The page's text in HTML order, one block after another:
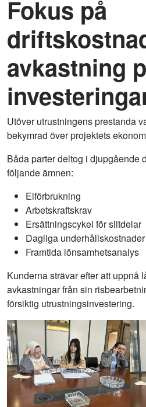
Fokus på
avkastning
Utöver utrustningens prestanda
bekymrad över projektets
Båda parter deltog i djupgående
följande ämnen:
Elförbrukning
Arbetskraftskrav
Ersättningscykel för slitdelar
Dagliga underhållskostnader
Framtida lönsamhetsanalys
Kunderna strävar efter att uppnå
avkastningar från sin
försiktig utrustningsinvestering.